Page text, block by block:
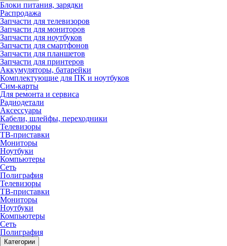
Блоки питания, зарядки
Распродажа
Запчасти для телевизоров
Запчасти для мониторов
Запчасти для ноутбуков
Запчасти для смартфонов
Запчасти для планшетов
Запчасти для принтеров
Аккумуляторы, батарейки
Комплектующие для ПК и ноутбуков
Сим-карты
Для ремонта и сервиса
Радиодетали
Аксессуары
Кабели, шлейфы, переходники
Телевизоры
ТВ-приставки
Мониторы
Ноутбуки
Компьютеры
Сеть
Полиграфия
Телевизоры
ТВ-приставки
Мониторы
Ноутбуки
Компьютеры
Сеть
Полиграфия
Категории